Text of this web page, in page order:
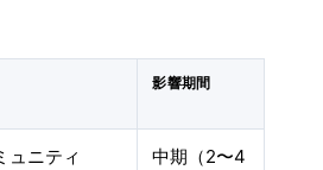
影響期間
ュニティ
中期（2〜4